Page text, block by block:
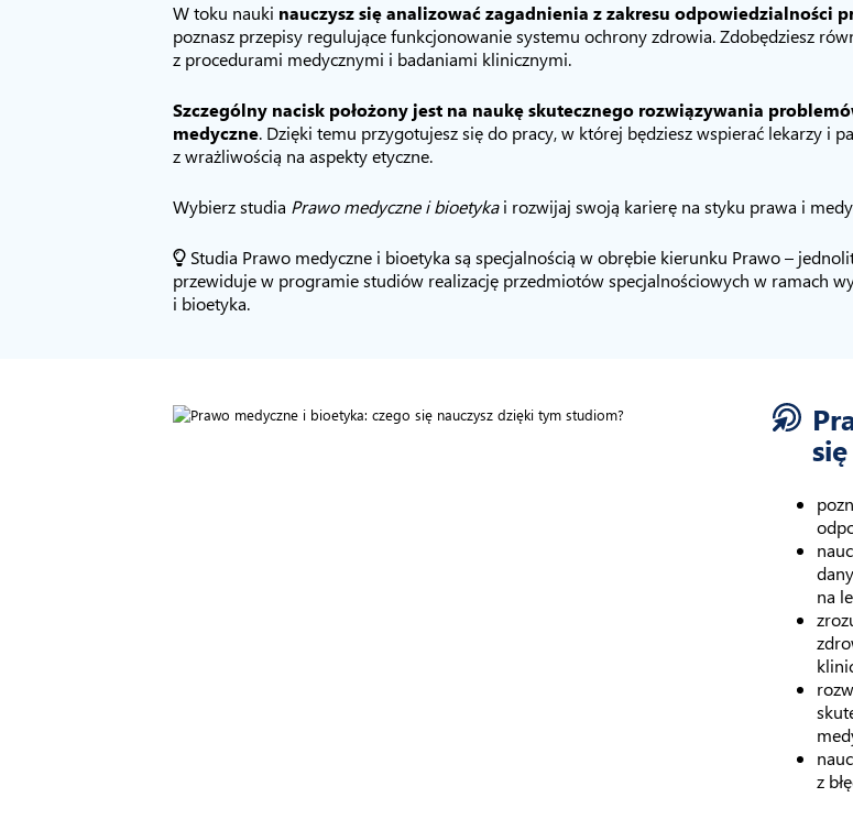
W toku nauki nauczysz się analizować zagadnienia z zakresu odpowiedzialności
poznasz przepisy regulujące funkcjonowanie systemu ochrony zdrowia. Zdobędziesz
z procedurami medycznymi i badaniami klinicznymi.
Szczególny nacisk położony jest na naukę skutecznego rozwiązywania
medyczne. Dzięki temu przygotujesz się do pracy, w której będziesz wspierać lekarzy i
z wrażliwością na aspekty etyczne.
Wybierz studia Prawo medyczne i bioetykai rozwijaj swoją karierę na styku prawa i
Studia Prawo medyczne i bioetyka są specjalnością w obrębie kierunku Prawo –
przewiduje w programie studiów realizację przedmiotów specjalnościowych w ramach
i bioetyka.
na
z